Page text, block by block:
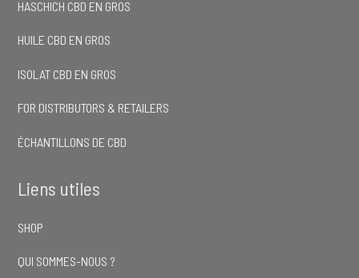
HASCHICH CBD EN GROS
HUILE CBD EN GROS
ISOLAT CBD EN GROS
FOR DISTRIBUTORS & RETAILERS
ÉCHANTILLONS DE CBD
Liens utiles
SHOP
QUI SOMMES-NOUS ?